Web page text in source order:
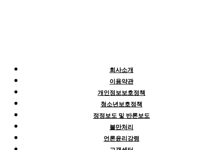
회사소개
이용약관
개인정보보호정책
청소년보호정책
정정보도 및 반론보도
불만처리
언론윤리강령